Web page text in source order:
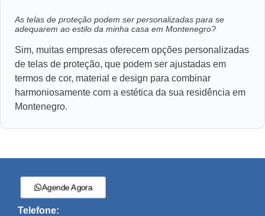
As telas de proteção podem ser personalizadas para se
adequarem ao estilo da minha casa em Montenegro?
Sim, muitas empresas oferecem opções personalizadas
de telas de proteção, que podem ser ajustadas em
termos de cor, material e design para combinar
harmoniosamente com a estética da sua residência em
Montenegro.
Agende Agora
Telefone: